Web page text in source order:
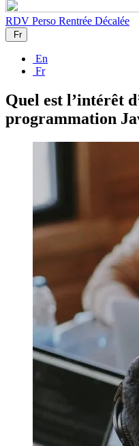
RDV Perso Rentrée Décalée
Fr
En
Fr
Quel est l’intérêt
programmation